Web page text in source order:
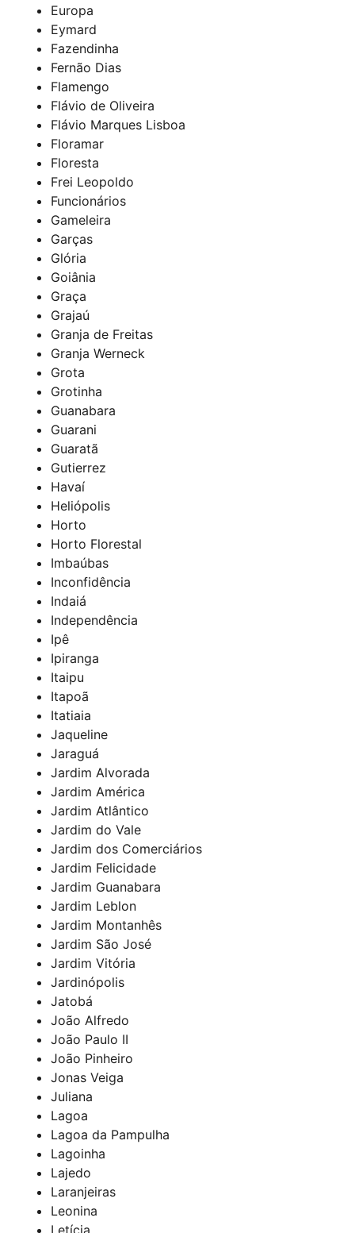
Europa
Eymard
Fazendinha
Fernão Dias
Flamengo
Flávio de Oliveira
Flávio Marques Lisboa
Floramar
Floresta
Frei Leopoldo
Funcionários
Gameleira
Garças
Glória
Goiânia
Graça
Grajaú
Granja de Freitas
Granja Werneck
Grota
Grotinha
Guanabara
Guarani
Guaratã
Gutierrez
Havaí
Heliópolis
Horto
Horto Florestal
Imbaúbas
Inconfidência
Indaiá
Independência
Ipê
Ipiranga
Itaipu
Itapoã
Itatiaia
Jaqueline
Jaraguá
Jardim Alvorada
Jardim América
Jardim Atlântico
Jardim do Vale
Jardim dos Comerciários
Jardim Felicidade
Jardim Guanabara
Jardim Leblon
Jardim Montanhês
Jardim São José
Jardim Vitória
Jardinópolis
Jatobá
João Alfredo
João Paulo II
João Pinheiro
Jonas Veiga
Juliana
Lagoa
Lagoa da Pampulha
Lagoinha
Lajedo
Laranjeiras
Leonina
Letícia